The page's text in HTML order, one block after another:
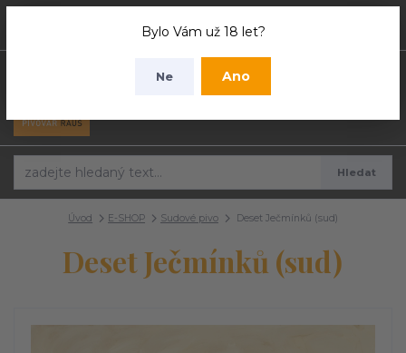
Bylo Vám už 18 let?
Ne
Ano
Hledat
Úvod E-SHOP Sudové pivo Deset Ječmínků (sud)
Deset Ječmínků (sud)